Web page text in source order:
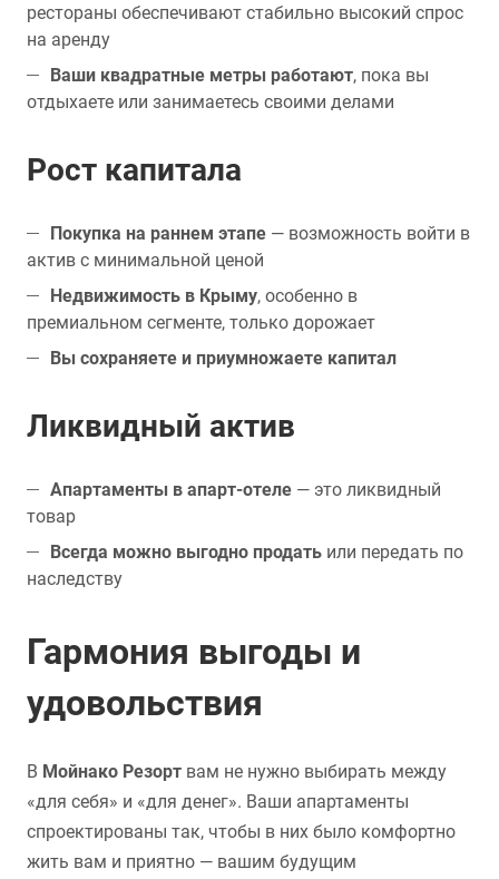
рестораны обеспечивают стабильно высокий спрос
на аренду
Ваши квадратные метры работают, пока вы
отдыхаете или занимаетесь своими делами
Рост капитала
Покупка на раннем этапе — возможность войти в
актив с минимальной ценой
Недвижимость в Крыму, особенно в
премиальном сегменте, только дорожает
Вы сохраняете и приумножаете капитал
Ликвидный актив
Апартаменты в апарт-отеле — это ликвидный
товар
Всегда можно выгодно продать или передать по
наследству
Гармония выгоды и
удовольствия
В Мойнако Резорт вам не нужно выбирать между
«для себя» и «для денег». Ваши апартаменты
спроектированы так, чтобы в них было комфортно
жить вам и приятно — вашим будущим